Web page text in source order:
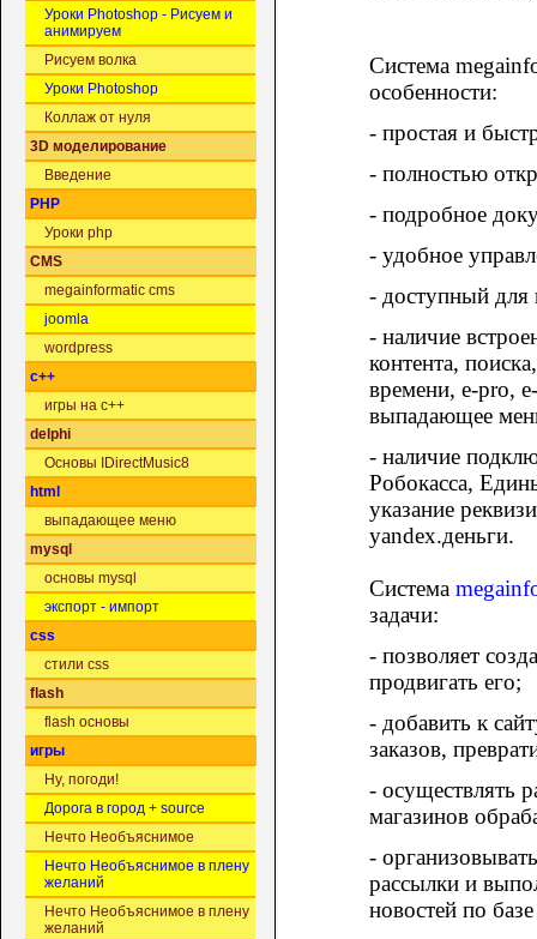
Уроки Photoshop - Рисуем и
анимируем
Рисуем волка
Уроки Photoshop
Коллаж от нуля
3D моделирование
Введение
PHP
Уроки php
CMS
megainformatic cms
joomla
wordpress
c++
игры на c++
delphi
Основы IDirectMusic8
html
выпадающее меню
mysql
основы mysql
экспорт - импорт
css
стили css
flash
flash основы
игры
Ну, погоди!
Дорога в город + source
Нечто Необъяснимое
Нечто Необъяснимое в плену
желаний
Нечто Необъяснимое в плену
желаний
Система
особенности:
- простая и
- полностью
- подробное
- удобное
- доступный для
- наличие
контента,
времени, e-pro,
выпадающее
- наличие
Робокасса,
указание
yandex.деньги.
Система
задачи:
- позволяет
продвигать его;
- добавить к
заказов,
- осуществлять
магазинов
-
рассылки и
новостей по